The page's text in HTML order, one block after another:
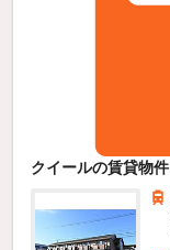
クイールの賃貸物件